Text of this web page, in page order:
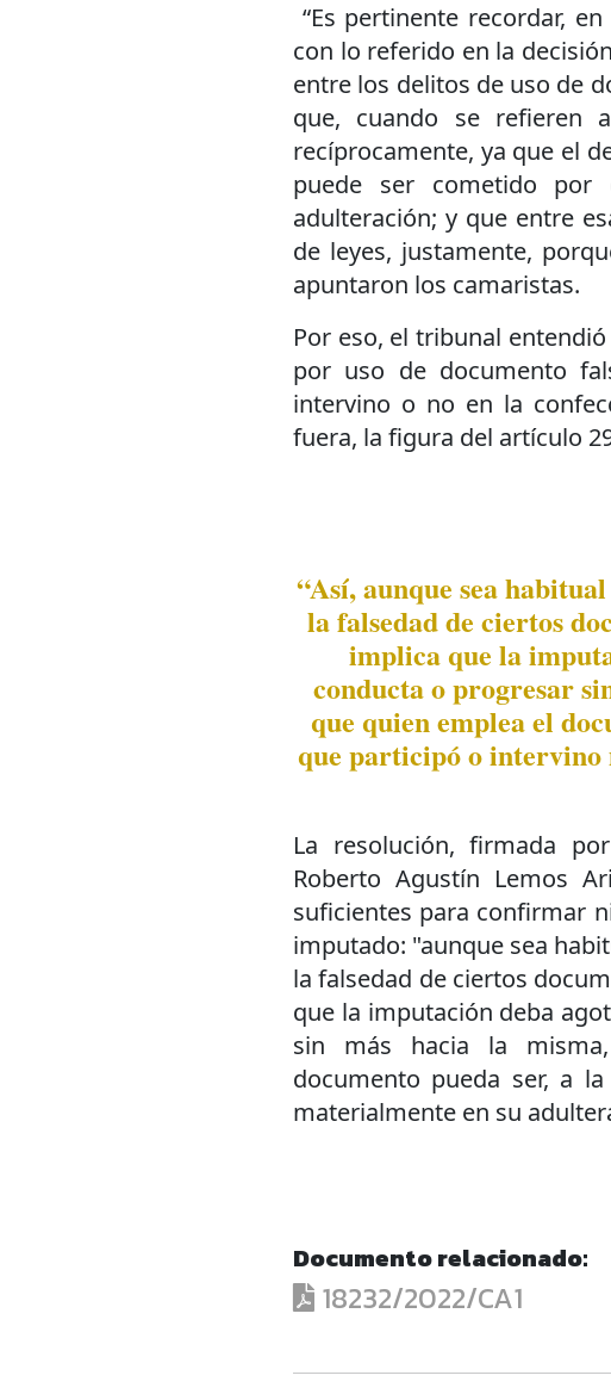
“Es pertinente recordar,
con lo referido en la
entre los delitos de uso de
que, cuando se refieren
recíprocamente, ya que el
puede ser cometido
adulteración; y que entre
de leyes, justamente,
apuntaron los camaristas.
Por eso, el tribunal
por uso de documento
intervino o no en la
fuera, la figura del artículo
“Así, aunque sea
la falsedad de ciertos
implica que la
conducta o progresar
que quien emplea el
que participó o intervino
La resolución, firmada
Roberto Agustín Lemos
suficientes para confirmar
imputado: "aunque sea
la falsedad de ciertos
que la imputación deba
sin más hacia la
documento pueda ser, a
materialmente en su
Documento relacionado:
18232/2022/CA1